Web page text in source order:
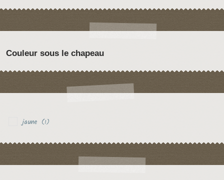
Couleur sous le chapeau
jaune (1)